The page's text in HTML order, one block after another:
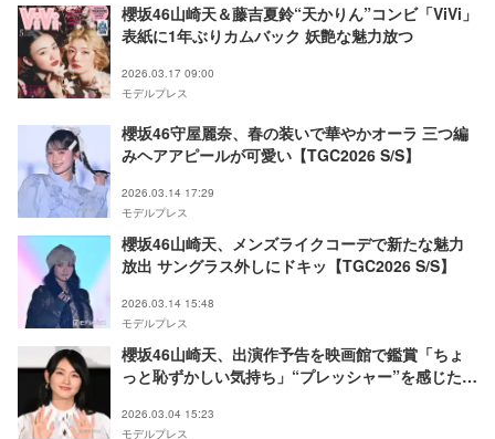
櫻坂46山崎天＆藤吉夏鈴“天かりん”コンビ「ViVi」
表紙に1年ぶりカムバック 妖艶な魅力放つ
2026.03.17 09:00
モデルプレス
櫻坂46守屋麗奈、春の装いで華やかオーラ 三つ編
みヘアアピールが可愛い【TGC2026 S/S】
2026.03.14 17:29
モデルプレス
櫻坂46山崎天、メンズライクコーデで新たな魅力
放出 サングラス外しにドキッ【TGC2026 S/S】
2026.03.14 15:48
モデルプレス
櫻坂46山崎天、出演作予告を映画館で鑑賞「ちょ
っと恥ずかしい気持ち」“プレッシャー”を感じた瞬
2026.03.04 15:23
モデルプレス